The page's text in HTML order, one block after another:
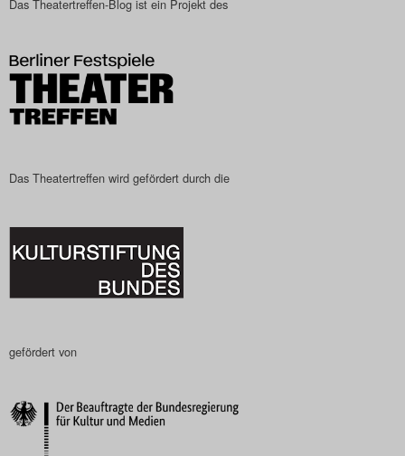
Das Theatertreffen-Blog
Das Theatertreffen-Blog
2025
Das Theatertreffen-Blog
Archiv
Nutzungsbedingungen
Das Theatertreffen-Blog ist ein Projekt des
Das Theatertreffen wird gefördert durch die
gefördert von